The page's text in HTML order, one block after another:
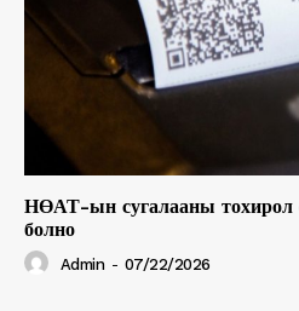
НӨАТ-ын сугалааны тохирол
болно
Admin - 07/22/2026